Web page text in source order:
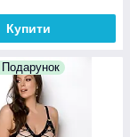
Купити
Подарунок